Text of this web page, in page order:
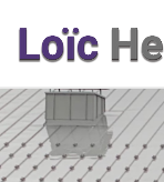
l'utilisation de